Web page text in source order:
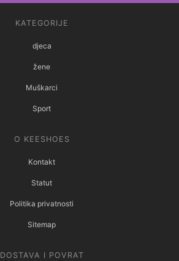
KATEGORIJE
djeca
žene
Muškarci
Sport
O KEESHOES
Kontakt
Statut
Politika privatnosti
Sitemap
DOSTAVA I POVRAT